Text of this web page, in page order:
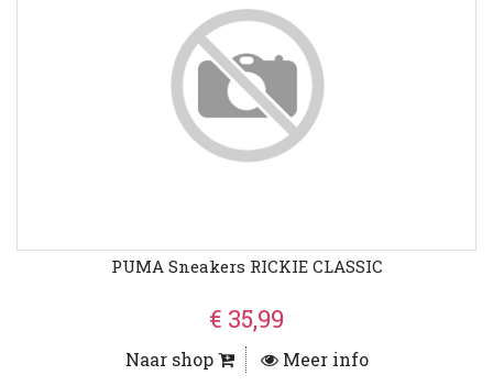
PUMA Sneakers RICKIE CLASSIC
€ 35,99
Naar shop Meer info